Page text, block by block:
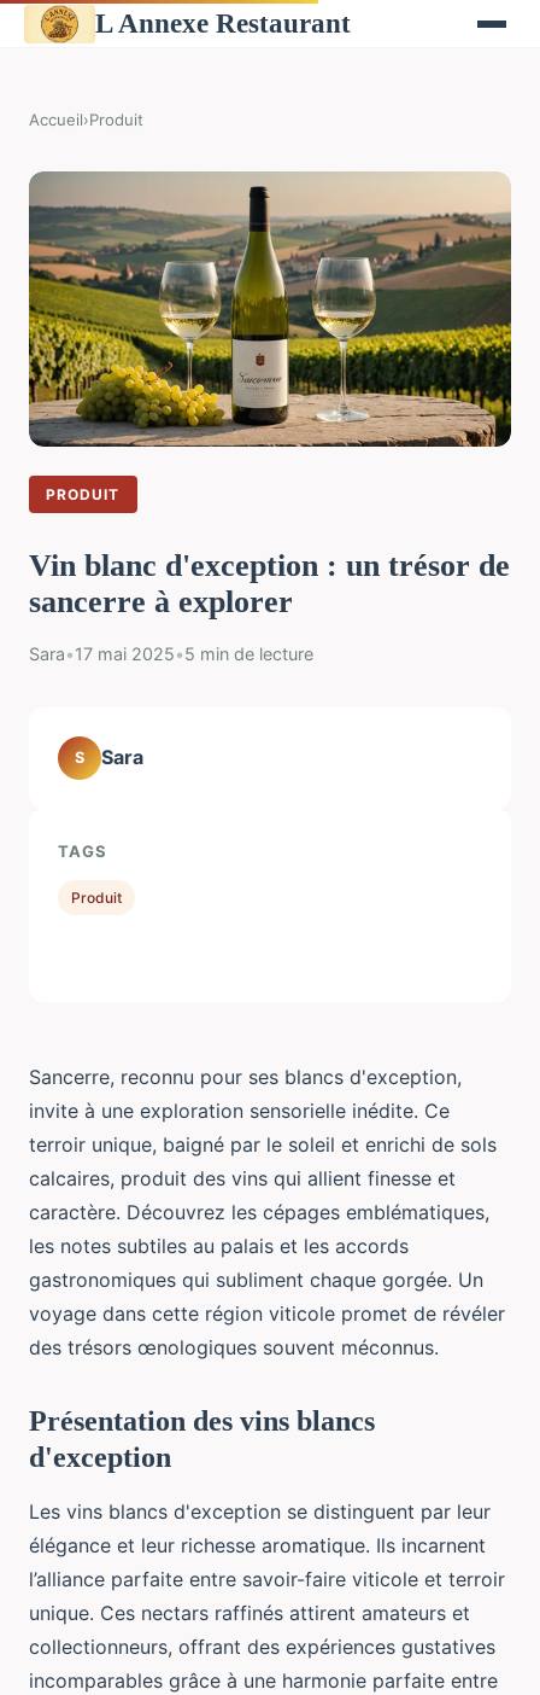
L Annexe Restaurant
Accueil›Produit
PRODUIT
Vin blanc d'exception : un trésor de
sancerre à explorer
Sara•17 mai 2025•5 min de lecture
Sancerre, reconnu pour ses blancs d'exception,
invite à une exploration sensorielle inédite. Ce
terroir unique, baigné par le soleil et enrichi de sols
calcaires, produit des vins qui allient finesse et
caractère. Découvrez les cépages emblématiques,
les notes subtiles au palais et les accords
gastronomiques qui subliment chaque gorgée. Un
voyage dans cette région viticole promet de révéler
des trésors œnologiques souvent méconnus.
Présentation des vins blancs
d'exception
Les vins blancs d'exception se distinguent par leur
élégance et leur richesse aromatique. Ils incarnent
l’alliance parfaite entre savoir-faire viticole et terroir
unique. Ces nectars raffinés attirent amateurs et
collectionneurs, offrant des expériences gustatives
incomparables grâce à une harmonie parfaite entre
S Sara
TAGS
Produit